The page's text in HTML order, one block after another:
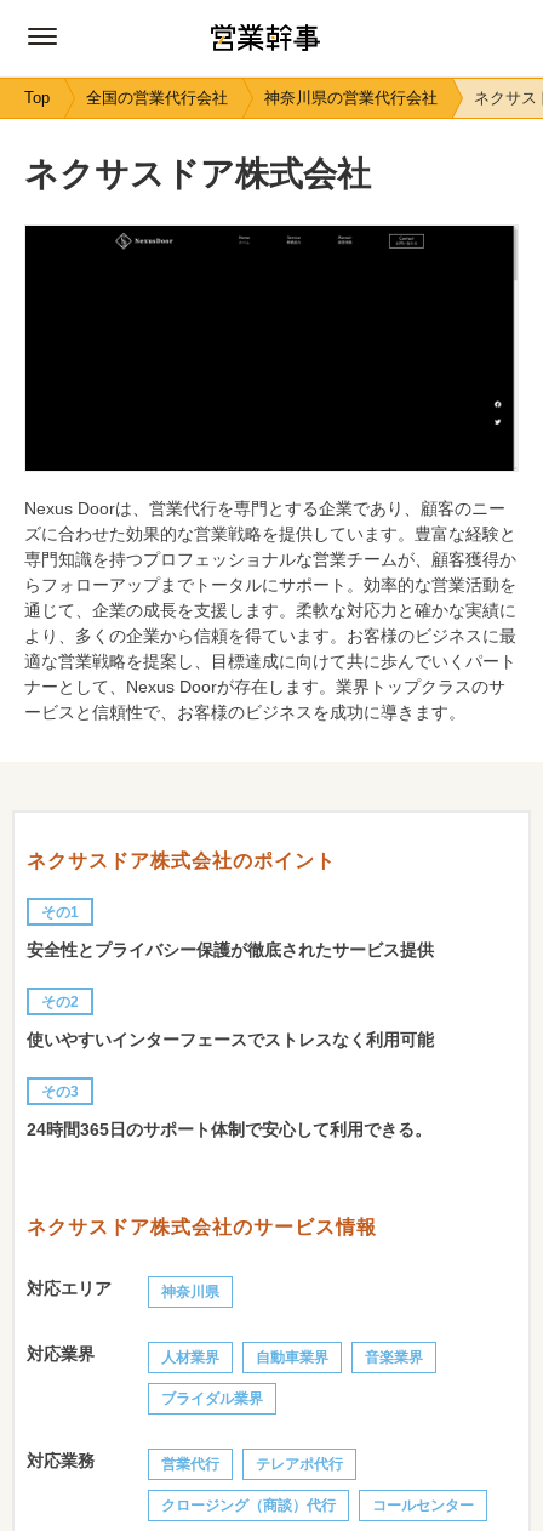
Top 全国の営業代行会社 神奈川県の営業代行会社 ネクサス
ネクサスドア株式会社
Nexus Doorは、営業代行を専門とする企業であり、顧客のニー
ズに合わせた効果的な営業戦略を提供しています。豊富な経験と
専門知識を持つプロフェッショナルな営業チームが、顧客獲得か
らフォローアップまでトータルにサポート。効率的な営業活動を
通じて、企業の成長を支援します。柔軟な対応力と確かな実績に
より、多くの企業から信頼を得ています。お客様のビジネスに最
適な営業戦略を提案し、目標達成に向けて共に歩んでいくパート
ナーとして、Nexus Doorが存在します。業界トップクラスのサ
ービスと信頼性で、お客様のビジネスを成功に導きます。
ネクサスドア株式会社のポイント
その1
安全性とプライバシー保護が徹底されたサービス提供
その2
使いやすいインターフェースでストレスなく利用可能
その3
24時間365日のサポート体制で安心して利用できる。
ネクサスドア株式会社のサービス情報
対応エリア 神奈川県
対応業界 人材業界 自動車業界 音楽業界
ブライダル業界
対応業務 営業代行 テレアポ代行
クロージング（商談）代行 コールセンター